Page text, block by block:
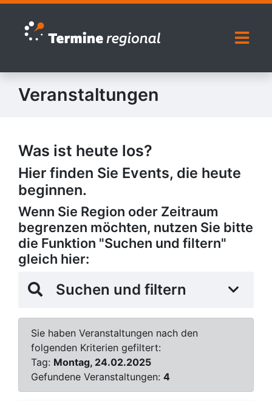
Zur Navigation springen
Zum Inhalt springen
Veranstaltungen
Was ist heute los?
Hier finden Sie Events, die heute
beginnen.
Wenn Sie Region oder Zeitraum
begrenzen möchten, nutzen Sie bitte
die Funktion "Suchen und filtern"
gleich hier:
Suchen und filtern
Sie haben Veranstaltungen nach den
folgenden Kriterien gefiltert:
Tag: Montag, 24.02.2025
Gefundene Veranstaltungen: 4